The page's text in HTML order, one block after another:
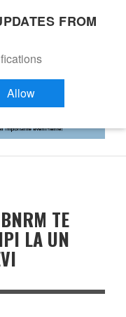
TE
LA UN
FROM
Allow